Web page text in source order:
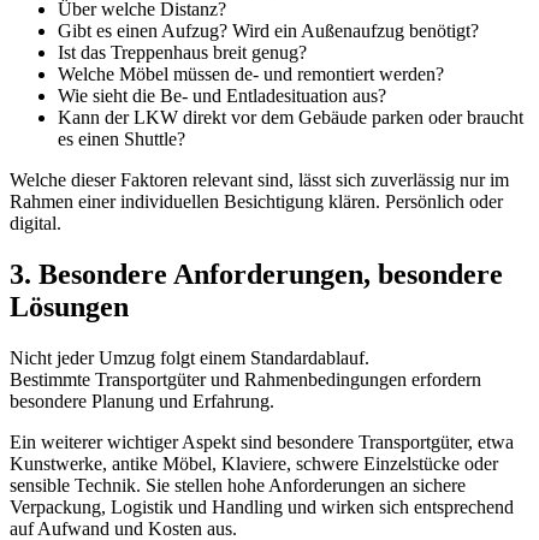
Über welche Distanz?
Gibt es einen Aufzug? Wird ein Außenaufzug benötigt?
Ist das Treppenhaus breit genug?
Welche Möbel müssen de- und remontiert werden?
Wie sieht die Be- und Entladesituation aus?
Kann der LKW direkt vor dem Gebäude parken oder braucht
es einen Shuttle?
Welche dieser Faktoren relevant sind, lässt sich zuverlässig nur im
Rahmen einer individuellen Besichtigung klären. Persönlich oder
digital.
3. Besondere Anforderungen, besondere
Lösungen
Nicht jeder Umzug folgt einem Standardablauf.
Bestimmte Transportgüter und Rahmenbedingungen erfordern
besondere Planung und Erfahrung.
Ein weiterer wichtiger Aspekt sind besondere Transportgüter, etwa
Kunstwerke, antike Möbel, Klaviere, schwere Einzelstücke oder
sensible Technik. Sie stellen hohe Anforderungen an sichere
Verpackung, Logistik und Handling und wirken sich entsprechend
auf Aufwand und Kosten aus.